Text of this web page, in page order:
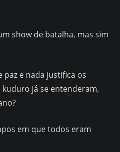
show de batalha, mas sim
e nada justifica os
já se entenderam,
em que todos eram